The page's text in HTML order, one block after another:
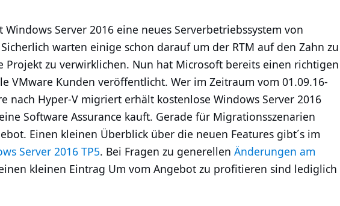
Server 2016 eine neues Serverbetriebssystem von
warten einige schon darauf um der RTM auf den Zahn zu
zu verwirklichen. Nun hat Microsoft bereits einen richtigen
VMware Kunden veröffentlicht. Wer im Zeitraum vom 01.09.16-
nach Hyper-V migriert erhält kostenlose Windows Server 2016
Software Assurance kauft. Gerade für Migrationsszenarien
Einen kleinen Überblick über die neuen Features gibt´s im
Server 2016 TP5. Bei Fragen zu generellen Änderungen am
kleinen Eintrag Um vom Angebot zu profitieren sind lediglich